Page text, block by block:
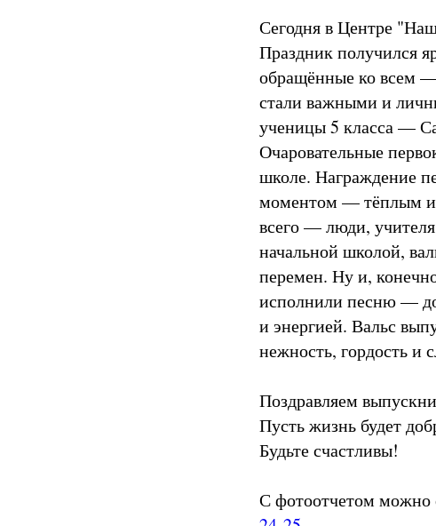
Сегодня в Центре
Праздник получился
обращённые ко всем
стали важными и
ученицы 5 класса —
Очаровательные
школе. Награждение
моментом — тёплым и
всего — люди,
начальной школой,
перемен. Ну и,
исполнили песню —
и энергией. Вальс
нежность, гордость и
Поздравляем
Пусть жизнь будет
Будьте счастливы!
С фотоотчетом можно